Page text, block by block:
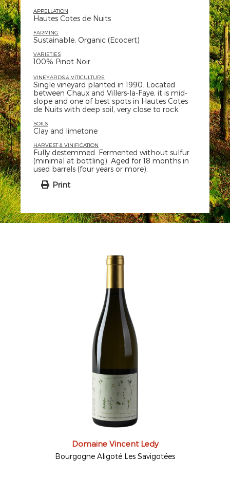
APPELLATION
Hautes Cotes de Nuits
FARMING
Sustainable, Organic (Ecocert)
VARIETIES
100% Pinot Noir
VINEYARDS & VITICULTURE
Single vineyard planted in 1990. Located
between Chaux and Villers-la-Faye, it is mid-
slope and one of best spots in Hautes Cotes
de Nuits with deep soil, very close to rock.
SOILS
Clay and limetone
HARVEST & VINIFICATION
Fully destemmed. Fermented without sulfur
(minimal at bottling). Aged for 18 months in
used barrels (four years or more).
Print
Domaine Vincent Ledy
Bourgogne Aligoté Les Savigotées